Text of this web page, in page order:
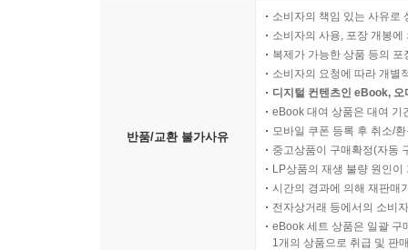
공연 목적에 맞는 무대디자인의 정돈
반품/교환 불가사유
소비자의 책임 있는 사유로
소비자의 사용, 포장 개봉
복제가 가능한 상품 등의
소비자의 요청에 따라 개별
디지털 컨텐츠인 eBook,
eBook 대여 상품은 대여 기
모바일 쿠폰 등록 후 취소/
중고상품이 구매확정(자동
LP상품의 재생 불량 원인
시간의 경과에 의해 재판매
전자상거래 등에서의 소비
eBook 세트 상품은 일괄 구
1개의 상품으로 취급 및 판